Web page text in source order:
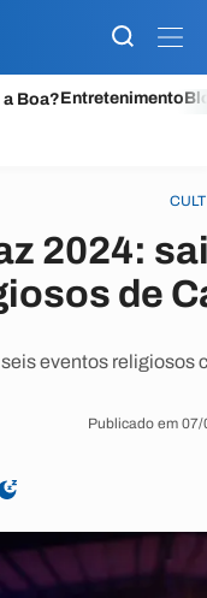
a Boa?Entretenimento
2024:
de
eventos religiosos
Publicado em